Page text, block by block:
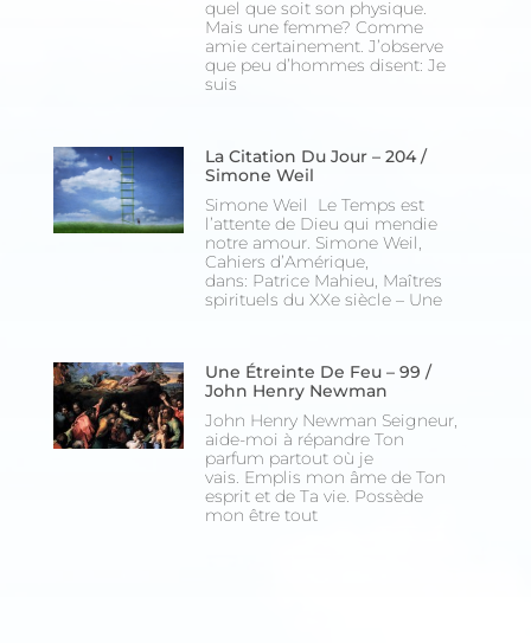
quel que soit son physique.
Mais une femme? Comme
amie certainement. J’observe
que peu d’hommes disent: Je
suis
La Citation Du Jour – 204 /
Simone Weil
Simone Weil Le Temps est
l’attente de Dieu qui mendie
notre amour. Simone Weil,
Cahiers d’Amérique,
dans: Patrice Mahieu, Maîtres
spirituels du XXe siècle – Une
Une Étreinte De Feu – 99 /
John Henry Newman
John Henry Newman Seigneur,
aide-moi à répandre Ton
parfum partout où je
vais. Emplis mon âme de Ton
esprit et de Ta vie. Possède
mon être tout